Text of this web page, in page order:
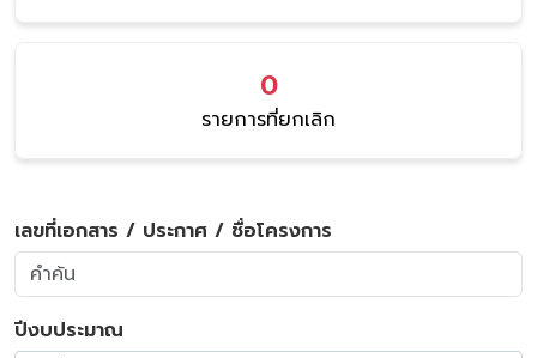
0
รายการที่ยกเลิก
เลขที่เอกสาร / ประกาศ / ชื่อโครงการ
ปีงบประมาณ